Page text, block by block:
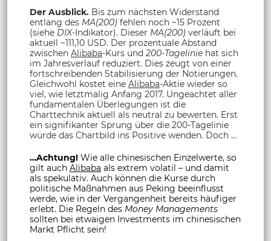
Der Ausblick. Bis zum nächsten Widerstand
entlang des MA(200) fehlen noch ~15 Prozent
(siehe DIX-Indikator). Dieser MA(200) verläuft bei
aktuell ~111,10 USD. Der prozentuale Abstand
zwischen Alibaba-Kurs und 200-Tagelinie hat sich
im Jahresverlauf reduziert. Dies zeugt von einer
fortschreibenden Stabilisierung der Notierungen.
Gleichwohl kostet eine Alibaba-Aktie wieder so
viel, wie letztmalig Anfang 2017. Ungeachtet aller
fundamentalen Überlegungen ist die
Charttechnik aktuell als neutral zu bewerten. Erst
ein signifikanter Sprung über die 200-Tagelinie
würde das Chartbild ins Positive wenden. Doch …
…Achtung! Wie alle chinesischen Einzelwerte, so
gilt auch Alibaba als extrem volatil – und damit
als spekulativ. Auch können die Kurse durch
politische Maßnahmen aus Peking beeinflusst
werde, wie in der Vergangenheit bereits häufiger
erlebt. Die Regeln des Money Managements
sollten bei etwaigen Investments im chinesischen
Markt Pflicht sein!